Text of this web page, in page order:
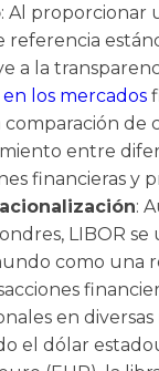
: Al proporcionar
referencia
a la
los mercados
comparación de
entre
financieras y
:
LIBOR se
como una
en diversas
el dólar